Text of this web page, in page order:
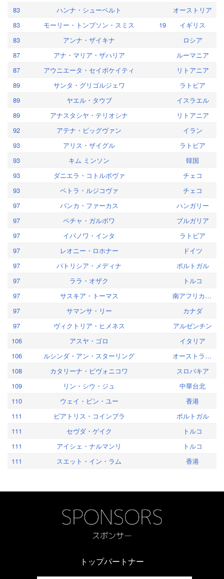
83
ハンナ・シューベルト
オーストリア
83
モーリー・トンプソン・スミス 19
イギリス
83
アンナ・ザイキナ
ロシア
87
アナ・マリア・ザハリア
ルーマニア
87
アウニエータ・セイボケイティ
リトアニア
89
サンタ・グリゴルジェワ
ラトビア
89
ヤエル・タウブ
イスラエル
89
アナスタシヤ・テリオシナ
リトアニア
92
アテナ・ビッグヴァン
イラン
93
アリス・ザイグル
ラトビア
93
キム ミンソン
韓国
93
ダニエラ・コトルボヴァ
チェコ
93
ペトラ・ルジコヴァ
チェコ
97
パンカ・ファーカス
ハンガリー
97
ペチャ・ガルボワ
ブルガリア
97
イバノワ・インタ
ラトビア
97
レオニー・ロホナー
ドイツ
97
パトリシア・メディナ
ポルトガル
97
ララ・オザク
トルコ
97
サスキア・トーマス
南アフリカ共和国
97
サマンサ・リー
カナダ
97
ヴィクトリア・ヒメネス
アルゼンチン
106
アスヤ・ゴロ
イタリア
106
ルシンダ・アン・スターリング
オーストラリア
108
カタリーナ・ピヴォニコワ
スロバキア
109
リン・シウ・ジュ
中華台北
110
ウェイ・ピン・ユー
香港
111
ビアトリス・コインブラ
ポルトガル
111
セヴダ・ゲイク
トルコ
111
アイシェ・ナルマンリ
トルコ
111
スエット・イン・ラム 香港
トップパートナー